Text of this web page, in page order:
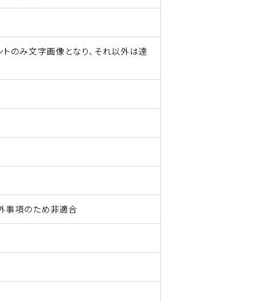
のみ文字画像となり、それ以外は達
事項のため非適合